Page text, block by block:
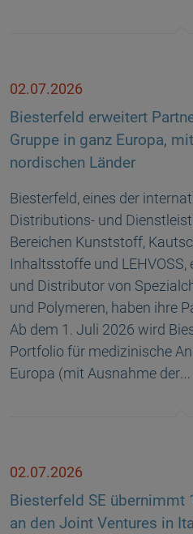
02.07.2026
Biesterfeld erweitert
Gruppe in ganz Europa,
nordischen Länder
Biesterfeld, eines der
Distributions- und
Bereichen Kunststoff,
Inhaltsstoffe und LEHVOSS,
und Distributor von
und Polymeren, haben ihre
Ab dem 1. Juli 2026 wird
Portfolio für medizinische
Europa (mit Ausnahme der…
02.07.2026
Biesterfeld SE übernimmt
an den Joint Ventures in